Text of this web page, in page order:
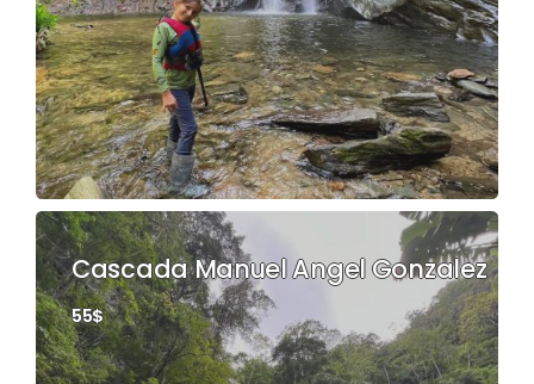
Cascada Manuel Angel Gonzalez
55$